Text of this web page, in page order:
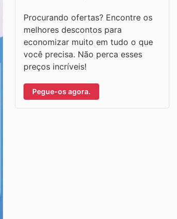
Procurando ofertas? Encontre os
melhores descontos para
economizar muito em tudo o que
você precisa. Não perca esses
preços incríveis!
Pegue-os agora.